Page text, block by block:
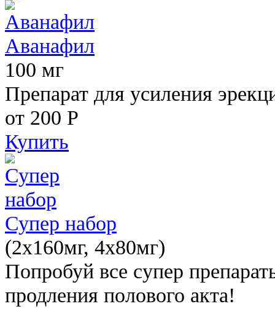
Аванафил
100 мг
Препарат для усиления
от 200 Р
Купить
Супер набор
(2х160мг, 4х80мг)
Попробуй все супер
продления полового акта!